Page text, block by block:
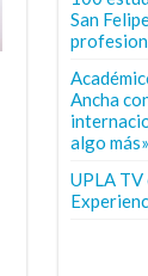
San
Ancha
algo más»
UPLA TV